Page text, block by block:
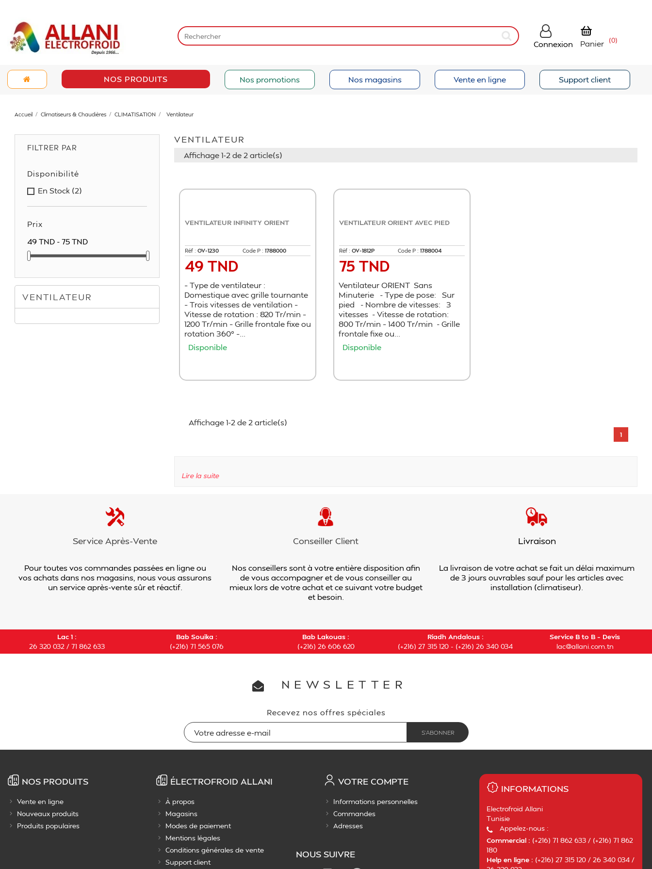
Connexion Panier (0)
NOS PRODUITS Nos promotions Nos magasins Vente en ligne Support client
Accueil Climatiseurs & Chaudières CLIMATISATION Ventilateur
FILTRER PAR
Disponibilité
En Stock (2)
Prix
49 TND - 75 TND
VENTILATEUR
VENTILATEUR
Affichage 1-2 de 2 article(s)
VENTILATEUR INFINITY ORIENT
Réf : OV-1230 Code P :1788000
Prix
49 TND
– Type de ventilateur :
Domestique avec grille tournante
– Trois vitesses de ventilation –
Vitesse de rotation : 820 Tr/min –
1200 Tr/min – Grille frontale fixe ou
rotation 360° –...
Disponible
VENTILATEUR ORIENT AVEC PIED
Réf : OV-1812P Code P : 1788004
Prix
75 TND
Ventilateur ORIENT Sans
Minuterie - Type de pose: Sur
pied - Nombre de vitesses: 3
vitesses - Vitesse de rotation:
800 Tr/min – 1400 Tr/min - Grille
frontale fixe ou...
Disponible
Affichage 1-2 de 2 article(s)
1
Lire la suite
Service Après-Vente
Pour toutes vos commandes passées en ligne ou
vos achats dans nos magasins, nous vous assurons
un service après-vente sûr et réactif.
Conseiller Client
Nos conseillers sont à votre entière disposition afin
de vous accompagner et de vous conseiller au
mieux lors de votre achat et ce suivant votre budget
et besoin.
Livraison
La livraison de votre achat se fait un délai maximum
de 3 jours ouvrables sauf pour les articles avec
installation (climatiseur).
Lac 1 :
26 320 032 / 71 862 633
Bab Souika :
(+216) 71 565 076
Bab Lakouas :
(+216) 26 606 620
Riadh Andalous :
(+216) 27 315 120 - (+216) 26 340 034
Service B to B – Devis
lac@allani.com.tn
NEWSLETTER
Recevez nos offres spéciales
NOS PRODUITS
Vente en ligne
Nouveaux produits
Produits populaires
ÉLECTROFROID ALLANI
À propos
Magasins
Modes de paiement
Mentions légales
Conditions générales de vente
Support client
VOTRE COMPTE
Informations personnelles
Commandes
Adresses
NOUS SUIVRE
INFORMATIONS
Electrofroid Allani
Tunisie
Appelez-nous :
Commercial : (+216) 71 862 633 / (+216) 71 862
180
Help en ligne : (+216) 27 315 120 / 26 340 034 /